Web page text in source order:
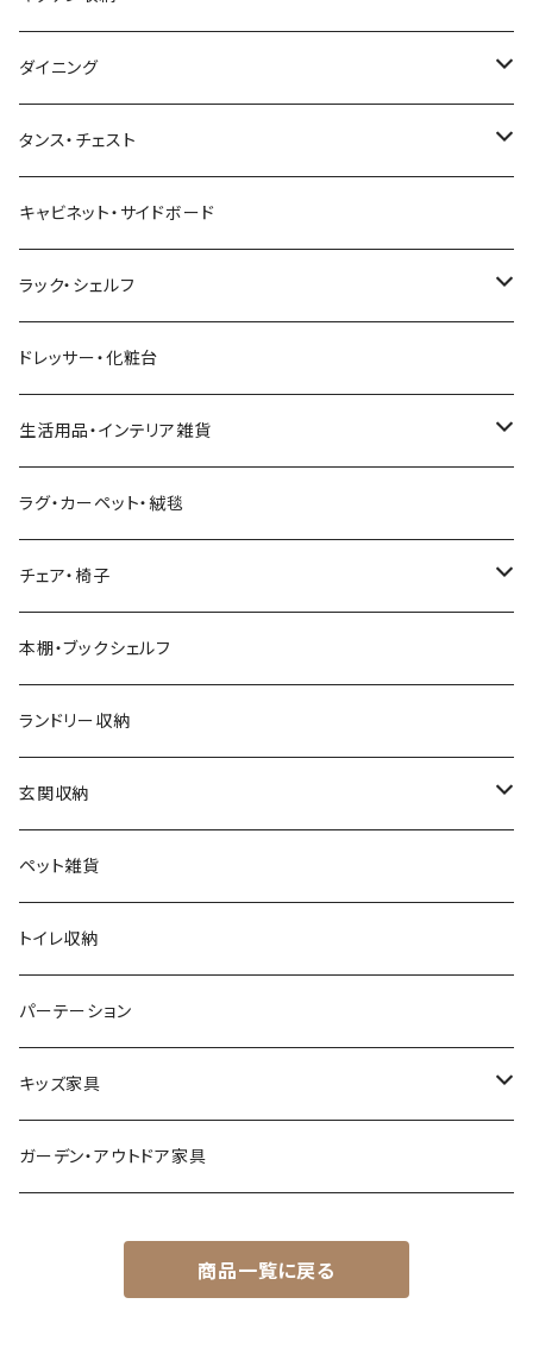
カフェ風
ヴィンテージ
北欧風・ノルディック
インダストリアル
フレンチカントリー
アジアン
ボタニカル
モダン
カントリー
アンティーク
ヨーロピアン
モノトーン
ナチュラル
シンプル
スタイリッシュ
レトロ
幅100cm以下
幅101～120cm
デスクワゴン
こたつ・こたつテーブル
こたつテーブル+布団掛敷セット
こたつテーブル+掛け布団
ネストテーブル
折りたたみテーブル
昇降式・リフティングテーブル
3人掛けソファ
4人掛け以上のソファ
ソファベッド
フロアソファ・ローソファ
リクライニングソファ
カウチソファ・コーナーソファ
オットマン
電動リクライニングソファ
幅91～120cm
ミドルタイプテレビ台
コーナーテレビ台
ハイタイプテレビ台・壁面収納
伸縮テレビ台
テレビスタンド
セミシングルショート
シングルベッド
ベッドフレーム
マット付きベッド
収納付きベッド
ロフトベッド
ヘッドボード
マットレス
寝具
食器棚
キッチンカウンター
キッチンワゴン
レンジ台
キッチンラック
キッチン雑貨
ダイニング
ダイニングテーブル
ダイニングテーブルセット
2人用ダイニングテーブルセット
4人用ダイニングテーブルセット
ダイニングチェア・ベンチ
ダイニングソファ
タンス・チェスト
サイドチェスト
ハイチェスト
キャビネット・サイドボード
ラック・シェルフ
オープンラック
突っ張り収納
カート
ディスプレイラック
ドレッサー・化粧台
生活用品・インテリア雑貨
ミラー・姿見
ハンガーラック・ポールハンガー
ダストボックス
ハンキングラック
プランター用品
クッション
その他
ラグ・カーペット・絨毯
チェア・椅子
スツール
カウンターチェア
デザイナーズチェア
ダイニングチェア
オフィスチェア
パーソナルチェア
フォールディングチェア
玄関・エントランスチェア
本棚・ブックシェルフ
ランドリー収納
玄関収納
シューズラック・シューズボックス
傘立て
その他
ペット雑貨
トイレ収納
パーテーション
キッズ家具
プレイマット
ガーデン・アウトドア家具
商品一覧に戻る